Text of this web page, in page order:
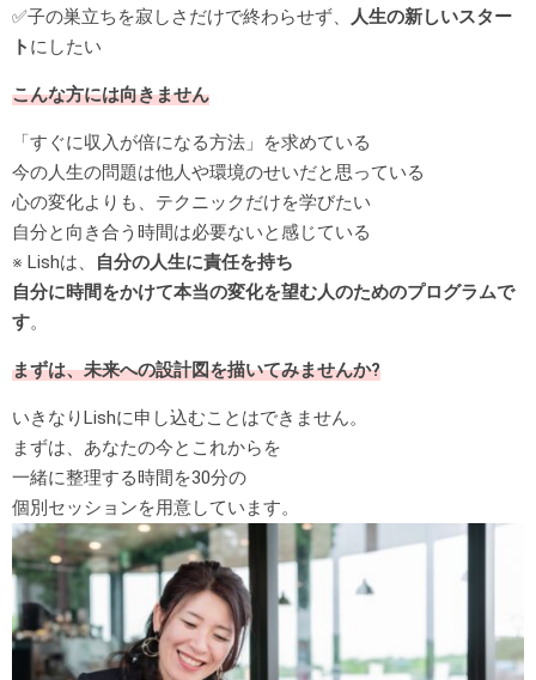
✅子の巣立ちを寂しさだけで終わらせず、
人生の新しいスター
ト にしたい
こんな方には向きません
「すぐに収入が倍になる方法」を求めている
今の人生の問題は他人や環境のせいだと思っている
心の変化よりも、テクニックだけを学びたい
自分と向き合う時間は必要ないと感じている
※ Lishは、
自分の人生に責任を持ち
自分に時間をかけて本当の変化を望む人のためのプログラムで
す。
まずは、未来への設計図を描いてみませんか?
いきなりLishに申し込むことはできません。
まずは、あなたの今とこれからを
一緒に整理する時間を30分の
個別セッションを用意しています。